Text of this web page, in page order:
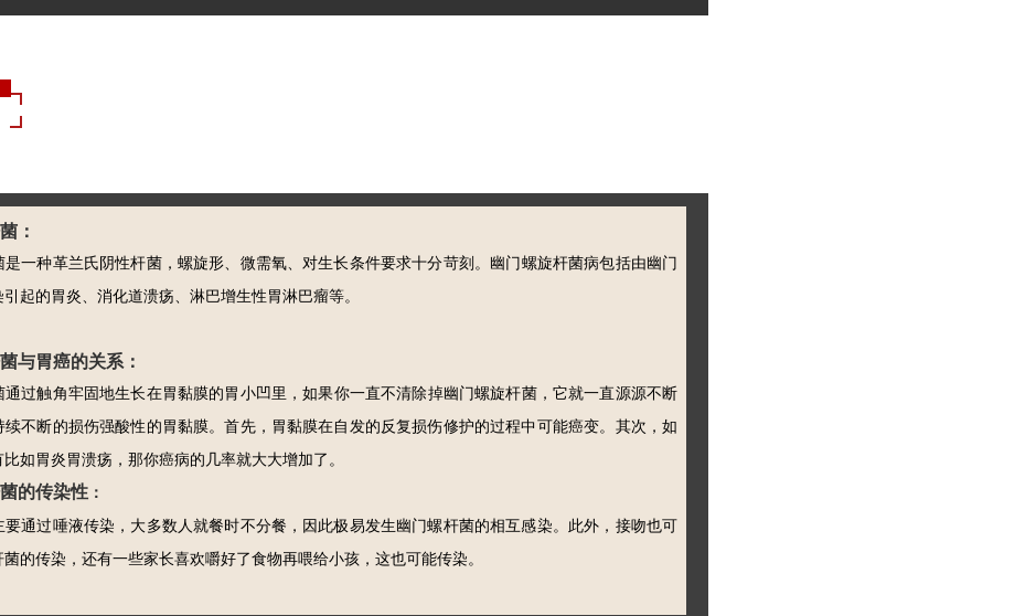
：
是一种革兰氏阴性杆菌，螺旋形、微需氧、对生长条件要求十分苛刻。
幽门螺旋杆菌病包括由幽门
起的胃炎、消化道溃疡、淋巴增生性胃淋巴瘤等。
与胃癌的关系：
通过触角牢固地生长在胃黏膜的胃小凹里，如果你一直不清除掉幽门螺旋杆菌，它就一直源源不断
续不断的损伤强酸性的胃黏膜。首先，胃黏膜在自发的反复损伤修护的过程中可能癌变。其次，如
如胃炎胃溃疡，那你癌病的几率就大大增加了。
的传染性 ：
要通过唾液传染，大多数人就餐时不分餐，因此极易发生幽门螺杆菌的相互感染。此外，接吻也可
的传染，还有一些家长喜欢嚼好了食物再喂给小孩，这也可能传染。